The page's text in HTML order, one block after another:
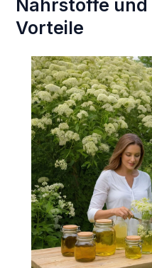
Nährstoffe
Vorteile